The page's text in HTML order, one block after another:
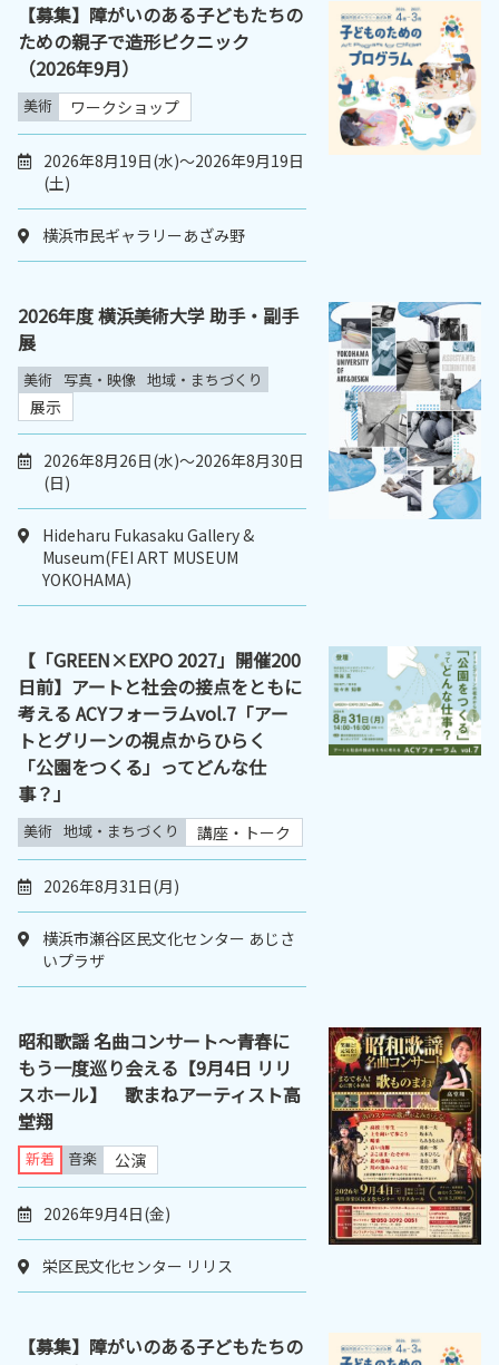
【募集】障がいのある子どもたちの
ための親子で造形ピクニック
（2026年9月）
美術 ワークショップ
2026年8月19日(水)～2026年9月19日
(土)
横浜市民ギャラリーあざみ野
2026年度 横浜美術大学 助手・副手
展
美術 写真・映像 地域・まちづくり
展示
2026年8月26日(水)～2026年8月30日
(日)
Hideharu Fukasaku Gallery &
Museum(FEI ART MUSEUM
YOKOHAMA)
【「GREEN×EXPO 2027」開催200
日前】アートと社会の接点をともに
考える ACYフォーラムvol.7「アー
トとグリーンの視点からひらく
「公園をつくる」ってどんな仕
事？」
美術 地域・まちづくり 講座・トーク
2026年8月31日(月)
横浜市瀬谷区民文化センター あじさ
いプラザ
昭和歌謡 名曲コンサート～青春に
もう一度巡り会える【9月4日 リリ
スホール】 歌まねアーティスト高
堂翔
新着 音楽 公演
2026年9月4日(金)
栄区民文化センター リリス
【募集】障がいのある子どもたちの